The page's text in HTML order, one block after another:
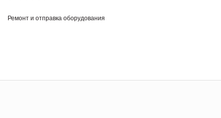
Ремонт и отправка оборудования